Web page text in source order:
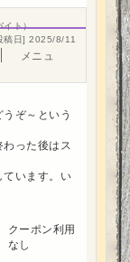
イト）
稿日] 2025/8/11
メニュ
ぞ～という
った後はス
ています。い
クーポン利用
なし